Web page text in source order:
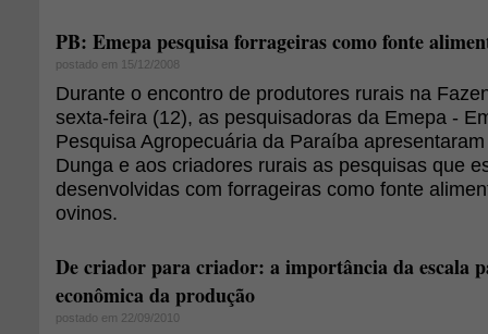
PB: Emepa pesquisa forrageiras como fonte
postado em 15/12/2008
Durante o encontro de produtores rurais na
sexta-feira (12), as pesquisadoras da Emepa -
Pesquisa Agropecuária da Paraíba
Dunga e aos criadores rurais as pesquisas que
desenvolvidas com forrageiras como fonte
ovinos.
De criador para criador: a importância da escala
econômica da produção
postado em 22/09/2010